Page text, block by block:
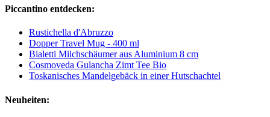
Piccantino entdecken:
Rustichella d'Abruzzo
Dopper Travel Mug - 400 ml
Bialetti Milchschäumer aus Aluminium 8 cm
Cosmoveda Gulancha Zimt Tee Bio
Toskanisches Mandelgebäck in einer Hutschachtel
Neuheiten: